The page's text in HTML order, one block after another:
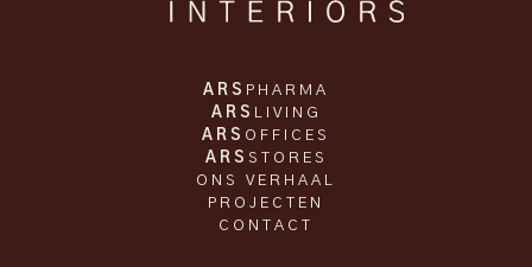
ARS PHARMA
ARS LIVING
ARS OFFICES
ARS STORES
ONS VERHAAL
PROJECTEN
CONTACT